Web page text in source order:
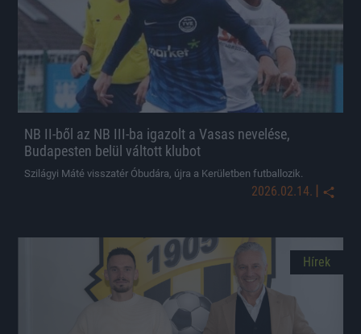
NB II-ből az NB III-ba igazolt a Vasas nevelése,
Budapesten belül váltott klubot
Szilágyi Máté visszatér Óbudára, újra a Kerületben futballozik.
2026.02.14. |
Hírek